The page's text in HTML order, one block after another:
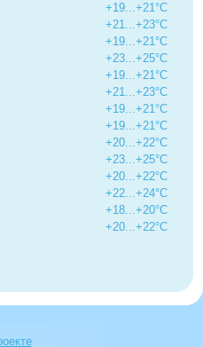
+19...+21°C
+21...+23°C
+19...+21°C
+23...+25°C
+19...+21°C
+21...+23°C
+19...+21°C
+19...+21°C
+20...+22°C
+23...+25°C
+20...+22°C
+22...+24°C
+18...+20°C
+20...+22°C